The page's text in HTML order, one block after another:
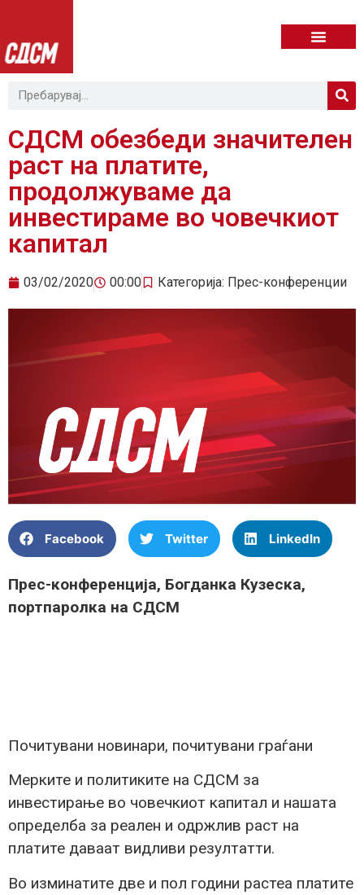
СДСМ обезбеди значителен
раст на платите,
продолжуваме да
инвестираме во човечкиот
капитал
03/02/2020 00:00 Категорија: Прес-конференции
Facebook Twitter LinkedIn
Прес-конференција, Богданка Кузеска,
портпаролка на СДСМ
Почитувани новинари, почитувани граѓани
Мерките и политиките на СДСМ за
инвестирање во човечкиот капитал и нашата
определба за реален и одржлив раст на
платите даваат видливи резултатти.
Во изминатите две и пол години растеа платите